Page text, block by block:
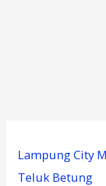
Lampung City
Teluk Betung